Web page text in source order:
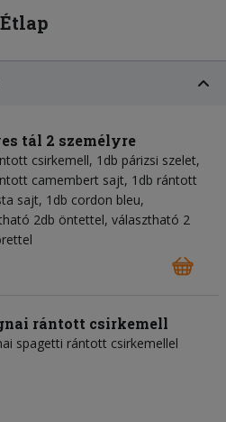
Étlap
tál 2 személyre
csirkemell, 1db párizsi szelet,
camembert sajt, 1db rántott
sajt, 1db cordon bleu,
2db öntettel, választható 2
rántott csirkemell
spagetti rántott csirkemellel